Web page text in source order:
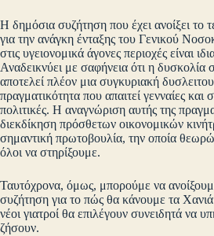
Η δημόσια συζήτηση που έχει ανοίξει το
για την ανάγκη ένταξης του Γενικού
στις υγειονομικά άγονες περιοχές είναι
Αναδεικνύει με σαφήνεια ότι η δυσκολία
αποτελεί πλέον μια συγκυριακή
πραγματικότητα που απαιτεί γενναίες και
πολιτικές. Η αναγνώριση αυτής της
διεκδίκηση πρόσθετων οικονομικών
σημαντική πρωτοβουλία, την οποία
όλοι να στηρίξουμε.
Ταυτόχρονα, όμως, μπορούμε να
συζήτηση για το πώς θα κάνουμε τα
νέοι γιατροί θα επιλέγουν συνειδητά να
ζήσουν.